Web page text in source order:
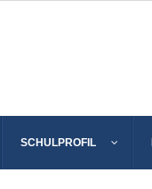
SCHULPROFIL